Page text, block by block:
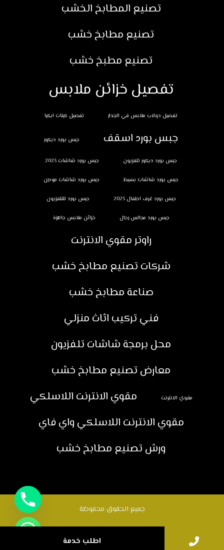
تصنيع المطابخ الخشب
تصنيع مطابخ خشب
تصنيع مطبخ خشب
تفصيل خزائن ملابس
تفصيل دولاب ملابس في الجدار تفصيل كبتات ايكيا
جبس بورد اسقف جبس بورد ديكور
جبس بورد ديكور تلفزيون جبس بورد شاشات 2023
جبس بورد شاشات بسيط جبس بورد شاشات مودرن
جبس بورد غرف اطفال 2023 جبس بورد للتلفزيون
جبس بورد مجالس رجال خزائن ملابس جاهزة
راوتر مقوي الانترنت
شركات تصنيع مطابخ خشب
صناعة مطابخ خشب
فني تركيب اثاث منزلي
محل برمجة شاشات تلفزيون
معارض تصنيع مطابخ خشب
مقوي الانترنت
مقوي الانترنت اللاسلكي
مقوي الانترنت اللاسلكي واي فاي
ورش تصنيع مطابخ خشب
جميع الحقوق محفوظة
اطلب خدمة